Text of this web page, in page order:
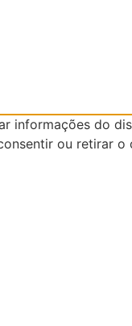
informações do
ou retirar